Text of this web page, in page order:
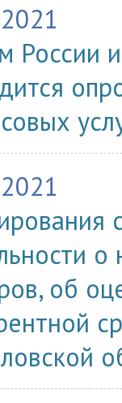
России
о
об